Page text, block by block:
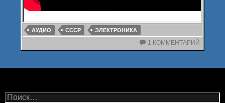
АУДИО СССР ЭЛЕКТРОНИКА
1 КОММЕНТАРИЙ
по
Н